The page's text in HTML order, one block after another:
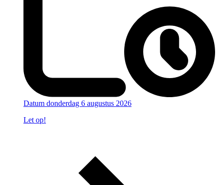
Datum donderdag 6 augustus 2026
Let op!